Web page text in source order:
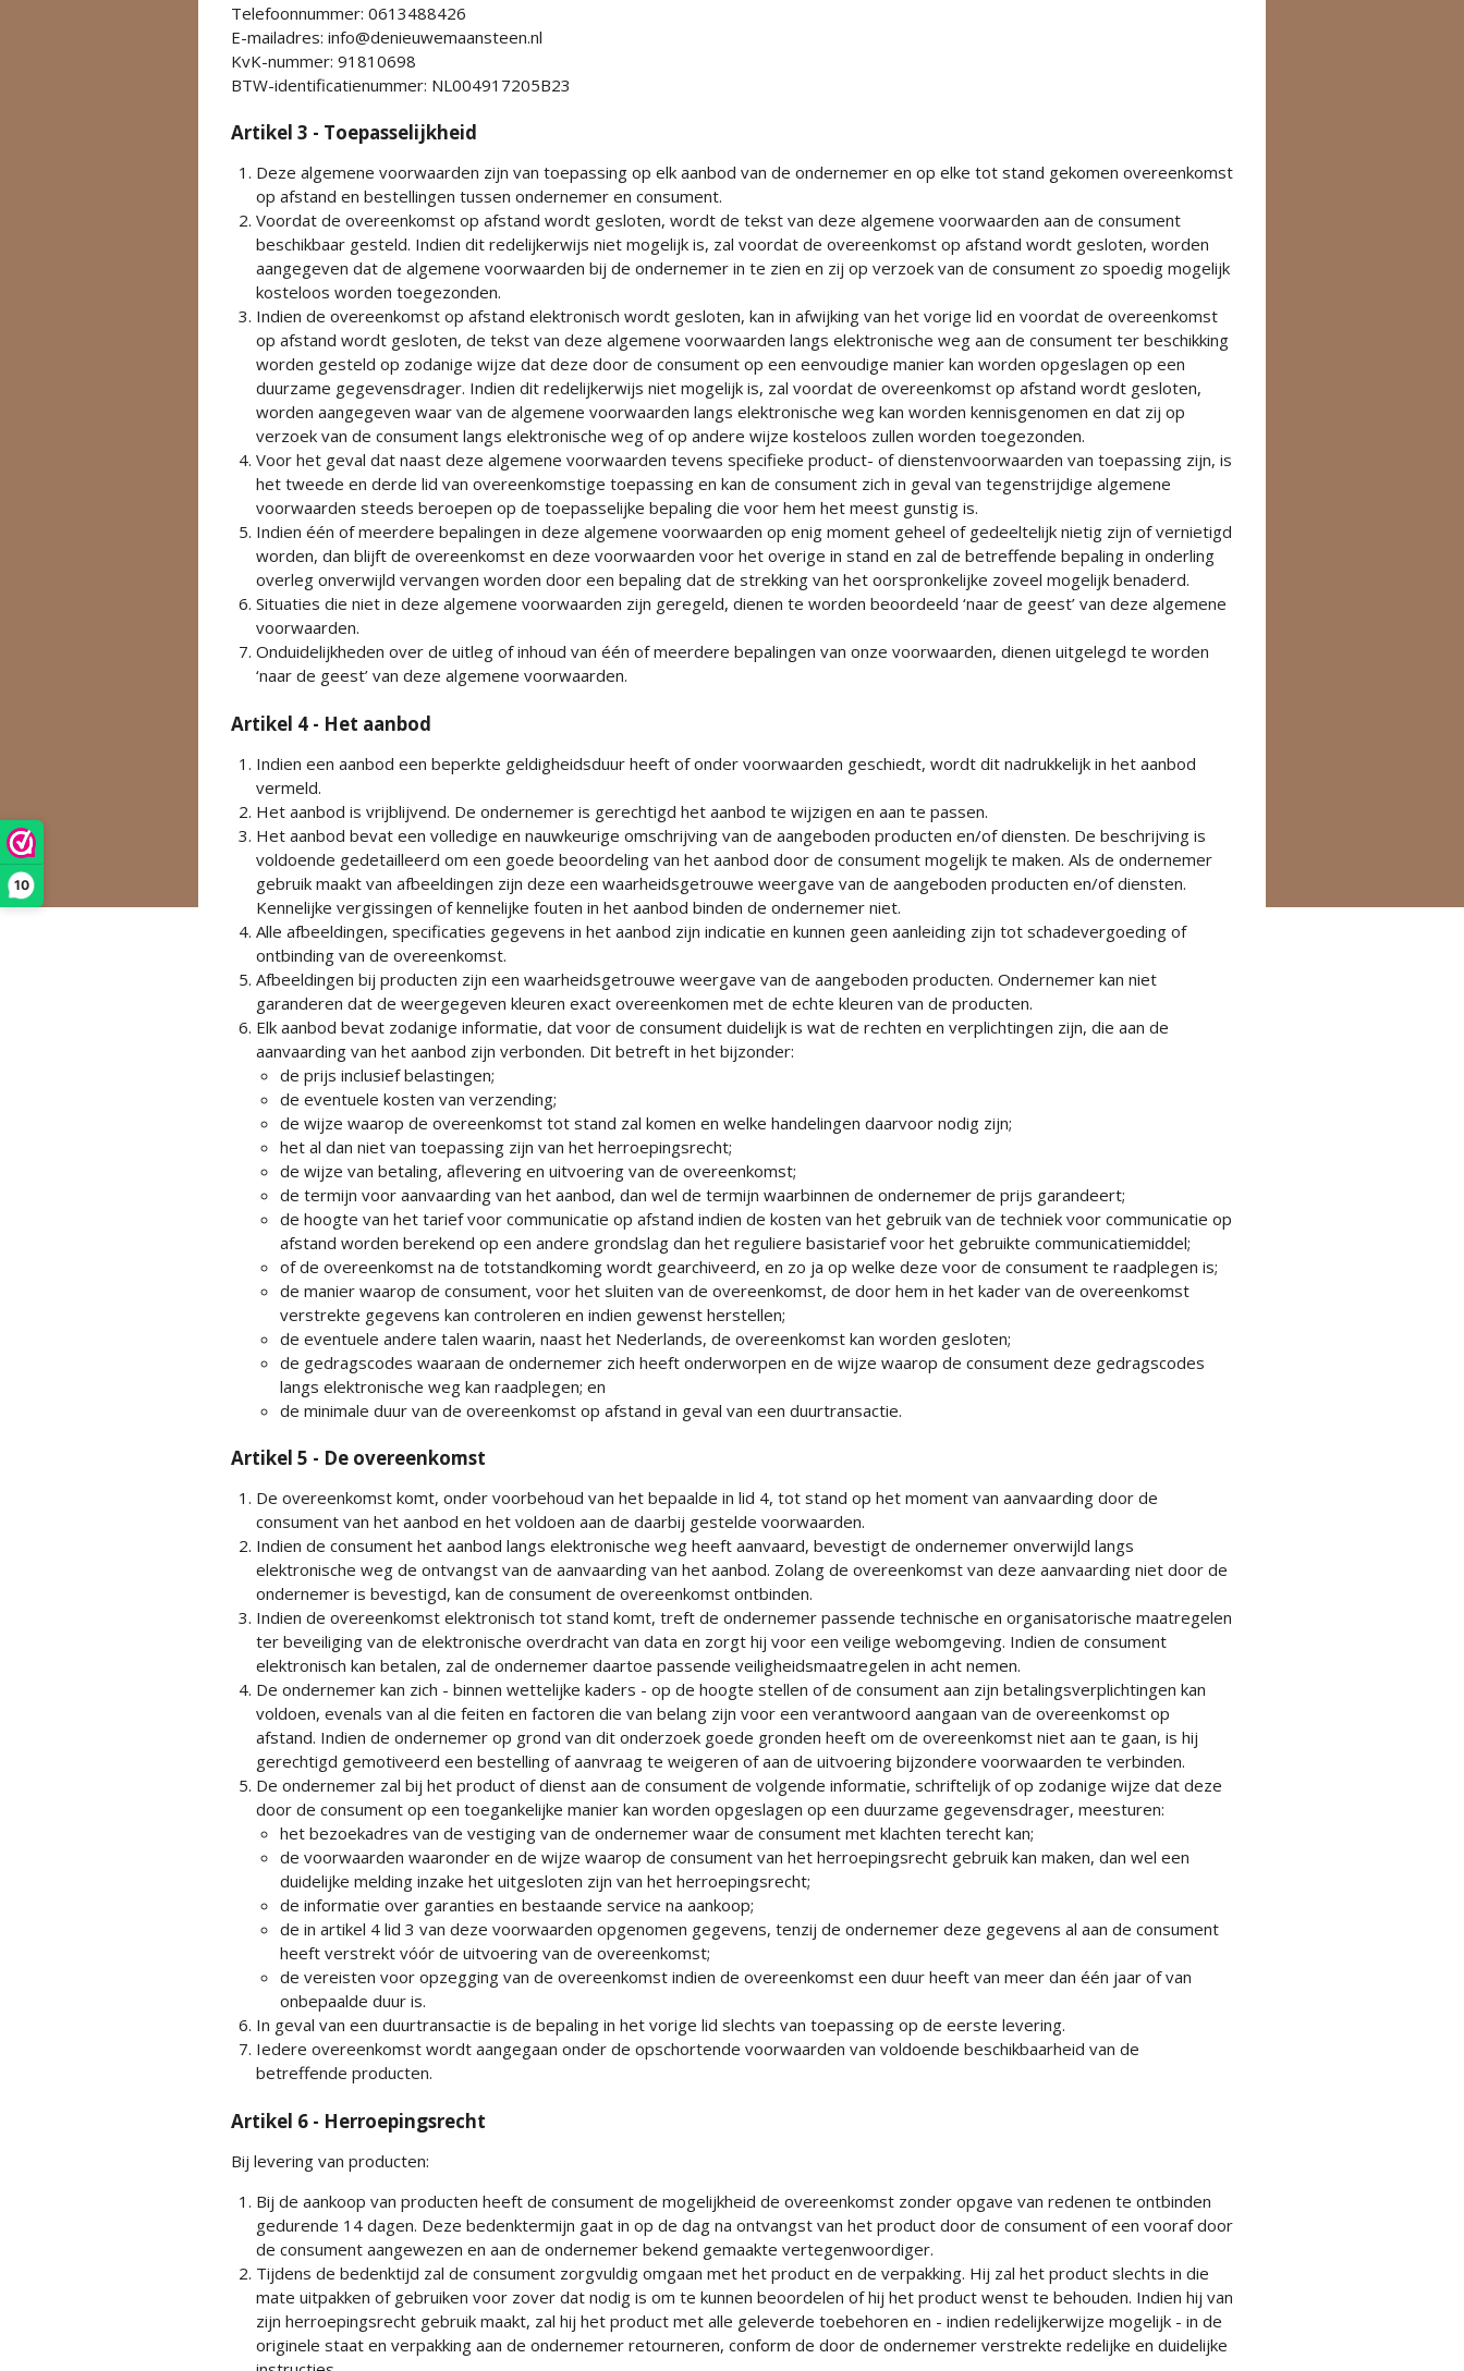
10
Telefoonnummer: 0613488426
E-mailadres: info@denieuwemaansteen.nl
KvK-nummer: 91810698
BTW-identificatienummer: NL004917205B23
Artikel 3 - Toepasselijkheid
Deze algemene voorwaarden zijn van toepassing op elk aanbod van de ondernemer en op elke tot stand gekomen overeenkomst
op afstand en bestellingen tussen ondernemer en consument.
Voordat de overeenkomst op afstand wordt gesloten, wordt de tekst van deze algemene voorwaarden aan de consument
beschikbaar gesteld. Indien dit redelijkerwijs niet mogelijk is, zal voordat de overeenkomst op afstand wordt gesloten, worden
aangegeven dat de algemene voorwaarden bij de ondernemer in te zien en zij op verzoek van de consument zo spoedig mogelijk
kosteloos worden toegezonden.
Indien de overeenkomst op afstand elektronisch wordt gesloten, kan in afwijking van het vorige lid en voordat de overeenkomst
op afstand wordt gesloten, de tekst van deze algemene voorwaarden langs elektronische weg aan de consument ter beschikking
worden gesteld op zodanige wijze dat deze door de consument op een eenvoudige manier kan worden opgeslagen op een
duurzame gegevensdrager. Indien dit redelijkerwijs niet mogelijk is, zal voordat de overeenkomst op afstand wordt gesloten,
worden aangegeven waar van de algemene voorwaarden langs elektronische weg kan worden kennisgenomen en dat zij op
verzoek van de consument langs elektronische weg of op andere wijze kosteloos zullen worden toegezonden.
Voor het geval dat naast deze algemene voorwaarden tevens specifieke product- of dienstenvoorwaarden van toepassing zijn, is
het tweede en derde lid van overeenkomstige toepassing en kan de consument zich in geval van tegenstrijdige algemene
voorwaarden steeds beroepen op de toepasselijke bepaling die voor hem het meest gunstig is.
Indien één of meerdere bepalingen in deze algemene voorwaarden op enig moment geheel of gedeeltelijk nietig zijn of vernietigd
worden, dan blijft de overeenkomst en deze voorwaarden voor het overige in stand en zal de betreffende bepaling in onderling
overleg onverwijld vervangen worden door een bepaling dat de strekking van het oorspronkelijke zoveel mogelijk benaderd.
Situaties die niet in deze algemene voorwaarden zijn geregeld, dienen te worden beoordeeld ‘naar de geest’ van deze algemene
voorwaarden.
Onduidelijkheden over de uitleg of inhoud van één of meerdere bepalingen van onze voorwaarden, dienen uitgelegd te worden
‘naar de geest’ van deze algemene voorwaarden.
Artikel 4 - Het aanbod
Indien een aanbod een beperkte geldigheidsduur heeft of onder voorwaarden geschiedt, wordt dit nadrukkelijk in het aanbod
vermeld.
Het aanbod is vrijblijvend. De ondernemer is gerechtigd het aanbod te wijzigen en aan te passen.
Het aanbod bevat een volledige en nauwkeurige omschrijving van de aangeboden producten en/of diensten. De beschrijving is
voldoende gedetailleerd om een goede beoordeling van het aanbod door de consument mogelijk te maken. Als de ondernemer
gebruik maakt van afbeeldingen zijn deze een waarheidsgetrouwe weergave van de aangeboden producten en/of diensten.
Kennelijke vergissingen of kennelijke fouten in het aanbod binden de ondernemer niet.
Alle afbeeldingen, specificaties gegevens in het aanbod zijn indicatie en kunnen geen aanleiding zijn tot schadevergoeding of
ontbinding van de overeenkomst.
Afbeeldingen bij producten zijn een waarheidsgetrouwe weergave van de aangeboden producten. Ondernemer kan niet
garanderen dat de weergegeven kleuren exact overeenkomen met de echte kleuren van de producten.
Elk aanbod bevat zodanige informatie, dat voor de consument duidelijk is wat de rechten en verplichtingen zijn, die aan de
aanvaarding van het aanbod zijn verbonden. Dit betreft in het bijzonder:
de prijs inclusief belastingen;
de eventuele kosten van verzending;
de wijze waarop de overeenkomst tot stand zal komen en welke handelingen daarvoor nodig zijn;
het al dan niet van toepassing zijn van het herroepingsrecht;
de wijze van betaling, aflevering en uitvoering van de overeenkomst;
de termijn voor aanvaarding van het aanbod, dan wel de termijn waarbinnen de ondernemer de prijs garandeert;
de hoogte van het tarief voor communicatie op afstand indien de kosten van het gebruik van de techniek voor communicatie op
afstand worden berekend op een andere grondslag dan het reguliere basistarief voor het gebruikte communicatiemiddel;
of de overeenkomst na de totstandkoming wordt gearchiveerd, en zo ja op welke deze voor de consument te raadplegen is;
de manier waarop de consument, voor het sluiten van de overeenkomst, de door hem in het kader van de overeenkomst
verstrekte gegevens kan controleren en indien gewenst herstellen;
de eventuele andere talen waarin, naast het Nederlands, de overeenkomst kan worden gesloten;
de gedragscodes waaraan de ondernemer zich heeft onderworpen en de wijze waarop de consument deze gedragscodes
langs elektronische weg kan raadplegen; en
de minimale duur van de overeenkomst op afstand in geval van een duurtransactie.
Artikel 5 - De overeenkomst
De overeenkomst komt, onder voorbehoud van het bepaalde in lid 4, tot stand op het moment van aanvaarding door de
consument van het aanbod en het voldoen aan de daarbij gestelde voorwaarden.
Indien de consument het aanbod langs elektronische weg heeft aanvaard, bevestigt de ondernemer onverwijld langs
elektronische weg de ontvangst van de aanvaarding van het aanbod. Zolang de overeenkomst van deze aanvaarding niet door de
ondernemer is bevestigd, kan de consument de overeenkomst ontbinden.
Indien de overeenkomst elektronisch tot stand komt, treft de ondernemer passende technische en organisatorische maatregelen
ter beveiliging van de elektronische overdracht van data en zorgt hij voor een veilige webomgeving. Indien de consument
elektronisch kan betalen, zal de ondernemer daartoe passende veiligheidsmaatregelen in acht nemen.
De ondernemer kan zich - binnen wettelijke kaders - op de hoogte stellen of de consument aan zijn betalingsverplichtingen kan
voldoen, evenals van al die feiten en factoren die van belang zijn voor een verantwoord aangaan van de overeenkomst op
afstand. Indien de ondernemer op grond van dit onderzoek goede gronden heeft om de overeenkomst niet aan te gaan, is hij
gerechtigd gemotiveerd een bestelling of aanvraag te weigeren of aan de uitvoering bijzondere voorwaarden te verbinden.
De ondernemer zal bij het product of dienst aan de consument de volgende informatie, schriftelijk of op zodanige wijze dat deze
door de consument op een toegankelijke manier kan worden opgeslagen op een duurzame gegevensdrager, meesturen:
het bezoekadres van de vestiging van de ondernemer waar de consument met klachten terecht kan;
de voorwaarden waaronder en de wijze waarop de consument van het herroepingsrecht gebruik kan maken, dan wel een
duidelijke melding inzake het uitgesloten zijn van het herroepingsrecht;
de informatie over garanties en bestaande service na aankoop;
de in artikel 4 lid 3 van deze voorwaarden opgenomen gegevens, tenzij de ondernemer deze gegevens al aan de consument
heeft verstrekt vóór de uitvoering van de overeenkomst;
de vereisten voor opzegging van de overeenkomst indien de overeenkomst een duur heeft van meer dan één jaar of van
onbepaalde duur is.
In geval van een duurtransactie is de bepaling in het vorige lid slechts van toepassing op de eerste levering.
Iedere overeenkomst wordt aangegaan onder de opschortende voorwaarden van voldoende beschikbaarheid van de
betreffende producten.
Artikel 6 - Herroepingsrecht
Bij levering van producten:
Bij de aankoop van producten heeft de consument de mogelijkheid de overeenkomst zonder opgave van redenen te ontbinden
gedurende 14 dagen. Deze bedenktermijn gaat in op de dag na ontvangst van het product door de consument of een vooraf door
de consument aangewezen en aan de ondernemer bekend gemaakte vertegenwoordiger.
Tijdens de bedenktijd zal de consument zorgvuldig omgaan met het product en de verpakking. Hij zal het product slechts in die
mate uitpakken of gebruiken voor zover dat nodig is om te kunnen beoordelen of hij het product wenst te behouden. Indien hij van
zijn herroepingsrecht gebruik maakt, zal hij het product met alle geleverde toebehoren en - indien redelijkerwijze mogelijk - in de
originele staat en verpakking aan de ondernemer retourneren, conform de door de ondernemer verstrekte redelijke en duidelijke